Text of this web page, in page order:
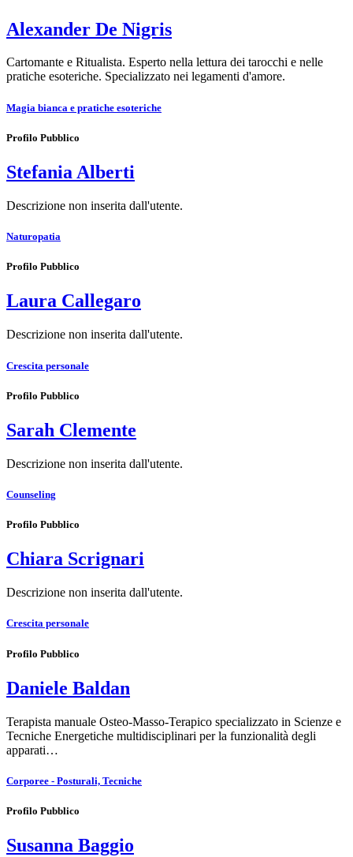
Alexander De Nigris
Cartomante e Ritualista. Esperto nella lettura dei tarocchi e nelle
pratiche esoteriche. Specializzato nei legamenti d'amore.
Magia bianca e pratiche esoteriche
Profilo Pubblico
Stefania Alberti
Descrizione non inserita dall'utente.
Naturopatia
Profilo Pubblico
Laura Callegaro
Descrizione non inserita dall'utente.
Crescita personale
Profilo Pubblico
Sarah Clemente
Descrizione non inserita dall'utente.
Counseling
Profilo Pubblico
Chiara Scrignari
Descrizione non inserita dall'utente.
Crescita personale
Profilo Pubblico
Daniele Baldan
Terapista manuale Osteo-Masso-Terapico specializzato in Scienze e
Tecniche Energetiche multidisciplinari per la funzionalità degli
apparati…
Corporee - Posturali, Tecniche
Profilo Pubblico
Susanna Baggio